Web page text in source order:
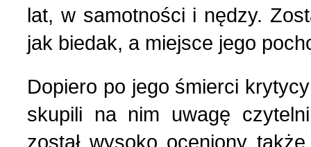
lat, w samotności i nędzy.
jak biedak, a miejsce jego
Dopiero po jego śmierci
skupili na nim uwagę
został wysoko oceniony